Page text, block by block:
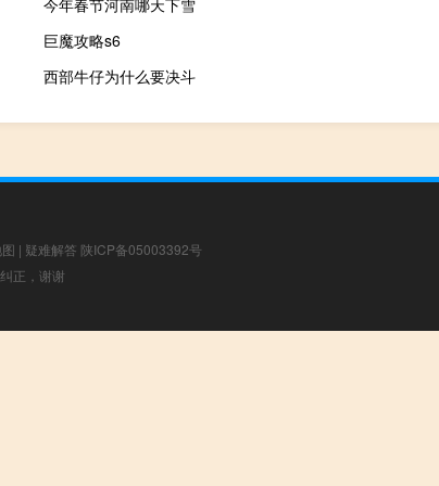
今年春节河南哪天下雪
巨魔攻略s6
西部牛仔为什么要决斗
| 疑难解答 陕ICP备05003392号
正，谢谢